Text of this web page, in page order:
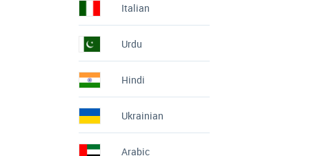
Italian
Urdu
Hindi
Ukrainian
Arabic